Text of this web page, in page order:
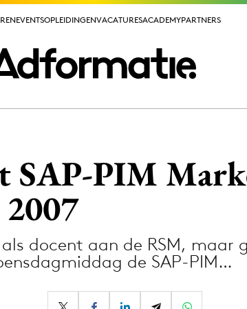
EVENTSOPLEIDINGENVACATURESACADEMYPARTNERS
EVENTSOPLEIDINGENVACATURESACADEMYPARTNERS
Media
Merkstrategie
PR
SAP-PIM
docent aan de RSM, maar
de SAP-PIM…